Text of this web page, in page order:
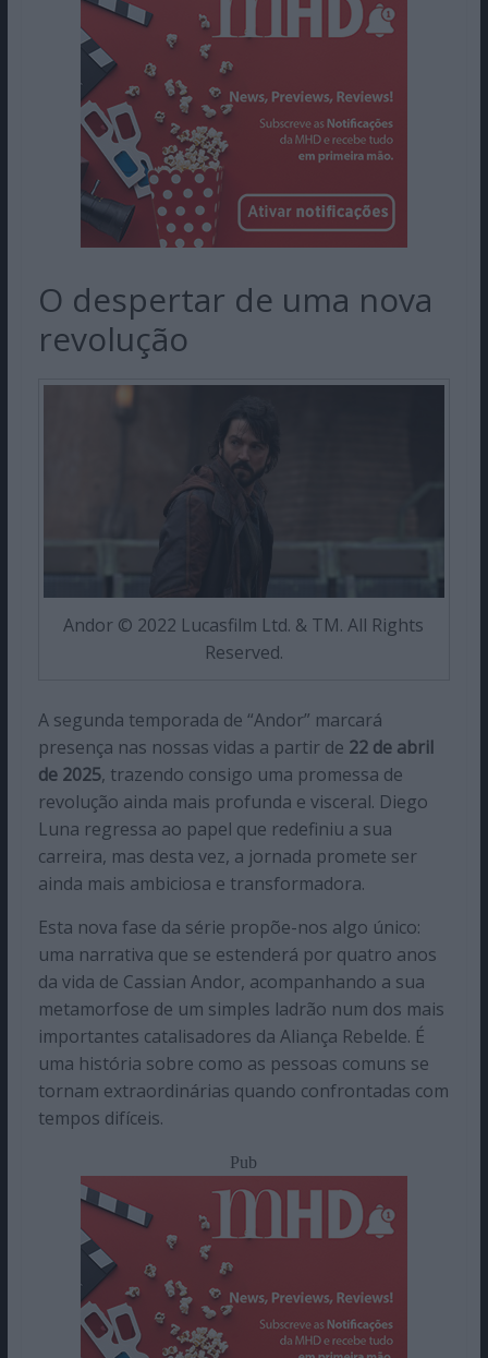
O despertar de uma nova
revolução
Andor © 2022 Lucasfilm Ltd. & TM. All Rights
Reserved.
A segunda temporada de “Andor” marcará
presença nas nossas vidas a partir de 22 de abril
de 2025, trazendo consigo uma promessa de
revolução ainda mais profunda e visceral. Diego
Luna regressa ao papel que redefiniu a sua
carreira, mas desta vez, a jornada promete ser
ainda mais ambiciosa e transformadora.
Esta nova fase da série propõe-nos algo único:
uma narrativa que se estenderá por quatro anos
da vida de Cassian Andor, acompanhando a sua
metamorfose de um simples ladrão num dos mais
importantes catalisadores da Aliança Rebelde. É
uma história sobre como as pessoas comuns se
tornam extraordinárias quando confrontadas com
tempos difíceis.
Pub